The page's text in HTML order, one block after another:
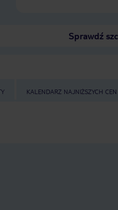
Sprawdź
KALENDARZ NAJNIŻSZYCH CEN